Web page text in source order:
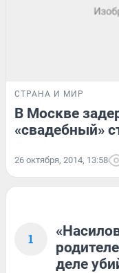
СТРАНА И МИР
В Москве
«свадебный»
26 октября, 2014, 13:58
1
деле